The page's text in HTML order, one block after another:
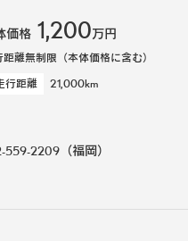
価格 1,200万円
離無制限（本体価格に含む）
行距離 21,000km
559-2209（福岡）